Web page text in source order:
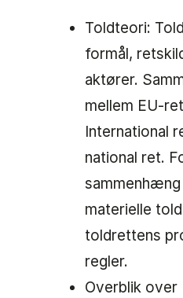
Toldteori:
formål,
aktører.
mellem EU-
International
national ret.
sammenhæng
materielle
toldrettens
regler.
Overblik over